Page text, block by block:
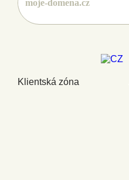
Klientská zóna